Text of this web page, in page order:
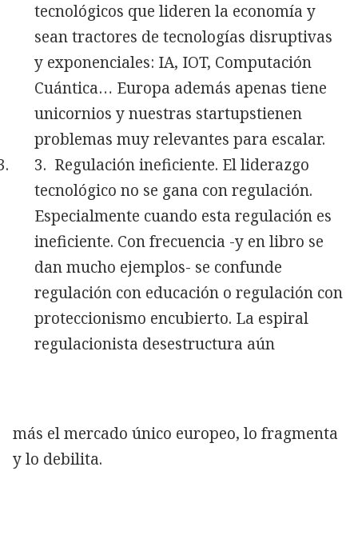
tecnológicos que lideren la economía y
sean tractores de tecnologías disruptivas
y exponenciales: IA, IOT, Computación
Cuántica… Europa además apenas tiene
unicornios y nuestras startupstienen
problemas muy relevantes para escalar.
Regulación ineficiente. El liderazgo
tecnológico no se gana con regulación.
Especialmente cuando esta regulación es
ineficiente. Con frecuencia -y en libro se
dan mucho ejemplos- se confunde
regulación con educación o regulación con
proteccionismo encubierto. La espiral
regulacionista desestructura aún
más el mercado único europeo, lo fragmenta
y lo debilita.